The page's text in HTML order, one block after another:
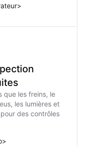
>
que les freins, le
les lumières et
des contrôles
>